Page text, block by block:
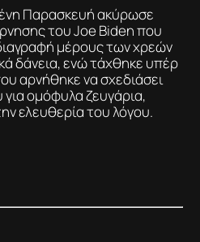
Παρασκευή ακύρωσε
του Joe Biden που
μέρους των χρεών
δάνεια, ενώ τάχθηκε υπέρ
αρνήθηκε να σχεδιάσει
ομόφυλα ζευγάρια,
ελευθερία του λόγου.